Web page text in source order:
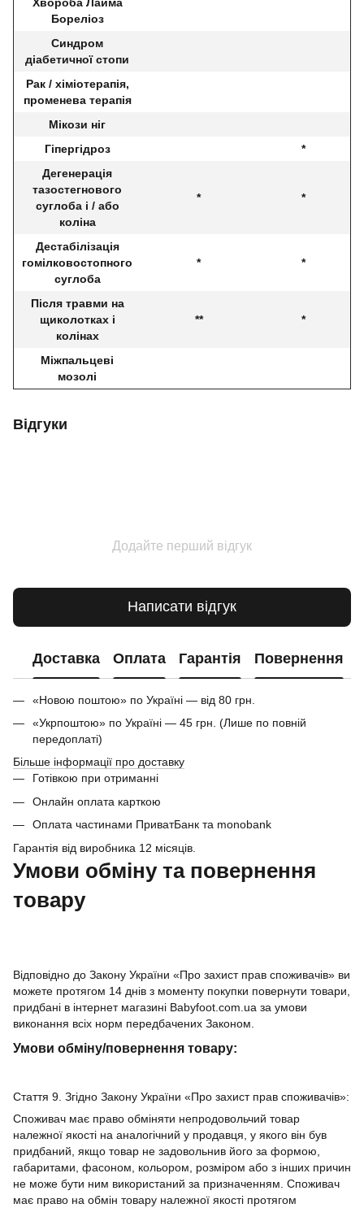
Бореліоз
Синдром
діабетичної стопи
Рак / хіміотерапія,
променева терапія
Мікози ніг
Гіпергідроз
*
Дегенерація
тазостегнового
суглоба і / або
коліна
* *
Дестабілізація
гомілковостопного
суглоба
* *
Після травми на
щиколотках і
колінах
** *
Міжпальцеві
мозолі
Відгуки
Додайте перший відгук
Написати відгук
Доставка Оплата Гарантія Повернення
«Новою поштою» по Україні — від 80 грн.
«Укрпоштою» по Україні — 45 грн. (Лише по повній
передоплаті)
Більше інформації про доставку
Готівкою при отриманні
Онлайн оплата карткою
Оплата частинами ПриватБанк та monobank
Гарантія від виробника 12 місяців.
Умови обміну та повернення
товару
Відповідно до Закону України «Про захист прав споживачів» ви
можете протягом 14 днів з моменту покупки повернути товари,
придбані в інтернет магазині Babyfoot.com.ua за умови
виконання всіх норм передбачених Законом.
Умови обміну/повернення товару:
Стаття 9. Згідно Закону України «Про захист прав споживачів»:
Споживач має право обміняти непродовольчий товар
належної якості на аналогічний у продавця, у якого він був
придбаний, якщо товар не задовольнив його за формою,
габаритами, фасоном, кольором, розміром або з інших причин
не може бути ним використаний за призначенням. Споживач
має право на обмін товару належної якості протягом